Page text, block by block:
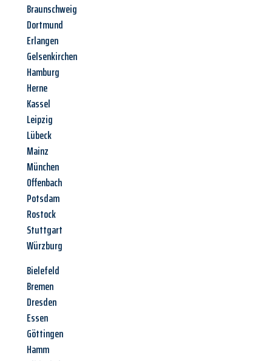
Braunschweig
Dortmund
Erlangen
Gelsenkirchen
Hamburg
Herne
Kassel
Leipzig
Lübeck
Mainz
München
Offenbach
Potsdam
Rostock
Stuttgart
Würzburg
Bielefeld
Bremen
Dresden
Essen
Göttingen
Hamm